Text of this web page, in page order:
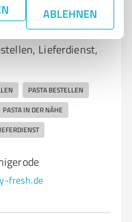
ABLEHNEN
Lieferdienst,
PASTA BESTELLEN
PASTA IN DER NÄHE
fresh.de